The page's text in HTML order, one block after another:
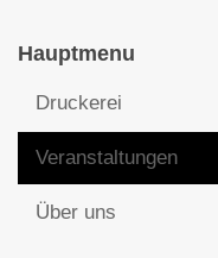
Hauptmenu
Druckerei
Veranstaltungen
Über uns